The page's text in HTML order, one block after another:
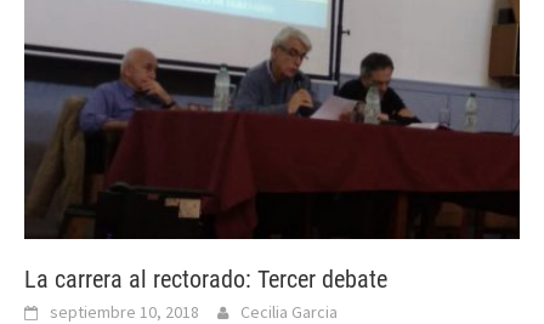
La carrera al rectorado: Tercer debate
septiembre 10, 2018 Cecilia Garcia